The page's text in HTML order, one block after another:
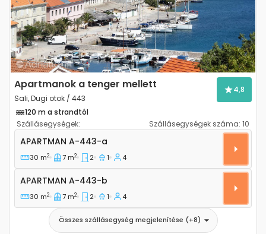
Apartmanok a tenger mellett
Sali, Dugi otok / 443
4,8
120 m a strandtól
Szállásegységek:
Szállásegységek száma: 10
Kétszobás apartman Sali, Dugi otok A-443-a
APARTMAN A-443-a
30 m2 7 m2 2 1 4
Apartman A-443-b
APARTMAN A-443-b
30 m2 7 m2 2 1 4
Összes szállásegység megjelenítése (+8)